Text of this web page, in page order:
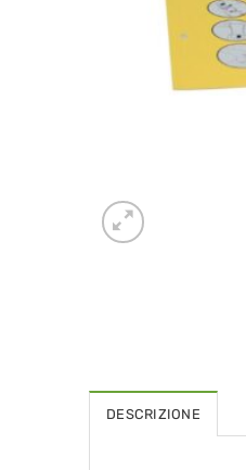
DESCRIZIONE